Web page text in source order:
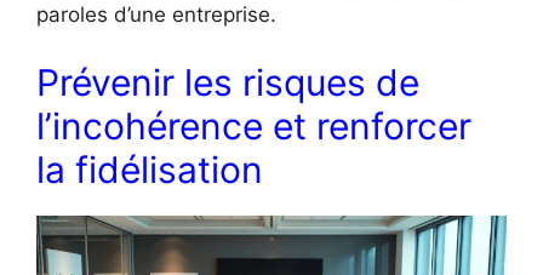
paroles d’une entreprise.
Prévenir les risques de
l’incohérence et renforcer
la fidélisation